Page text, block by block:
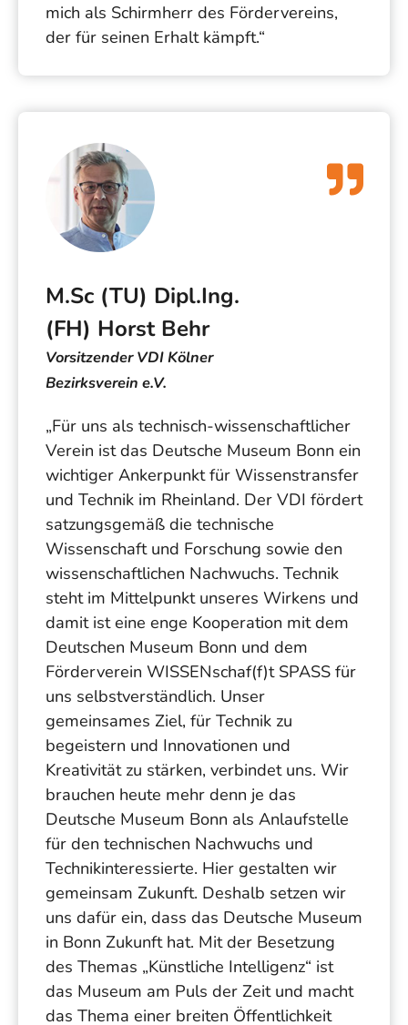
mich als Schirmherr des Fördervereins,
der für seinen Erhalt kämpft.“
M.Sc (TU) Dipl.Ing.
(FH) Horst Behr
Vorsitzender VDI Kölner
Bezirksverein e.V.
„Für uns als technisch-wissenschaftlicher
Verein ist das Deutsche Museum Bonn ein
wichtiger Ankerpunkt für Wissenstransfer
und Technik im Rheinland. Der VDI fördert
satzungsgemäß die technische
Wissenschaft und Forschung sowie den
wissenschaftlichen Nachwuchs. Technik
steht im Mittelpunkt unseres Wirkens und
damit ist eine enge Kooperation mit dem
Deutschen Museum Bonn und dem
Förderverein WISSENschaf(f)t SPASS für
uns selbstverständlich. Unser
gemeinsames Ziel, für Technik zu
begeistern und Innovationen und
Kreativität zu stärken, verbindet uns. Wir
brauchen heute mehr denn je das
Deutsche Museum Bonn als Anlaufstelle
für den technischen Nachwuchs und
Technikinteressierte. Hier gestalten wir
gemeinsam Zukunft. Deshalb setzen wir
uns dafür ein, dass das Deutsche Museum
in Bonn Zukunft hat. Mit der Besetzung
des Themas „Künstliche Intelligenz“ ist
das Museum am Puls der Zeit und macht
das Thema einer breiten Öffentlichkeit